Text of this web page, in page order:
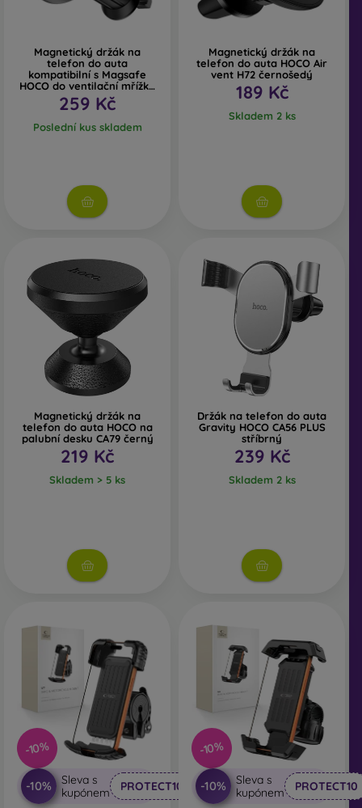
Magnetický držák na
telefon do auta
kompatibilní s Magsafe
HOCO do ventilační mřížky
H56 černý
259 Kč
Poslední kus skladem
Magnetický držák na
telefon do auta HOCO Air
vent H72 černošedý
189 Kč
Skladem 2 ks
Magnetický držák na
telefon do auta HOCO na
palubní desku CA79 černý
219 Kč
Skladem > 5 ks
Držák na telefon do auta
Gravity HOCO CA56 PLUS
stříbrný
239 Kč
Skladem 2 ks
-10%
-10%
Sleva s
kupónem
PROTECT10
-10%
-10%
Sleva s
kupónem
PROTECT10